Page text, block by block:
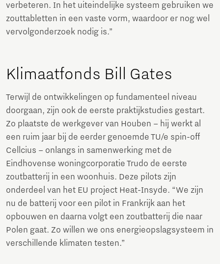
verbeteren. In het uiteindelijke systeem gebruiken we
zouttabletten in een vaste vorm, waardoor er nog wel
vervolgonderzoek nodig is.”
Klimaatfonds Bill Gates
Terwijl de ontwikkelingen op fundamenteel niveau
doorgaan, zijn ook de eerste praktijkstudies gestart.
Zo plaatste de werkgever van Houben – hij werkt al
een ruim jaar bij de eerder genoemde TU/e spin-off
Cellcius – onlangs in samenwerking met de
Eindhovense woningcorporatie Trudo de eerste
zoutbatterij in een woonhuis. Deze pilots zijn
onderdeel van het EU project Heat-Insyde. “We zijn
nu de batterij voor een pilot in Frankrijk aan het
opbouwen en daarna volgt een zoutbatterij die naar
Polen gaat. Zo willen we ons energieopslagsysteem in
verschillende klimaten testen.”